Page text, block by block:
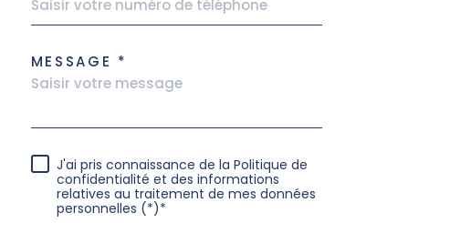
MESSAGE *
J'ai pris connaissance de la Politique de
confidentialité et des informations
relatives au traitement de mes données
personnelles (*)*